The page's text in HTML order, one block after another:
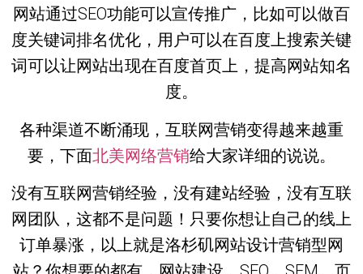
网站通过SEO功能可以宣传推广，比如可以做百
度关键词排名优化，用户可以在百度上搜索关键
词可以让网站出现在百度首页上，提高网站知名
度。
各种渠道不断涌现，互联网营销变得越来越重
要，下面北美网络营销给大家详细的说说。
没有互联网营销经验，没有建站经验，没有互联
网团队，这都不是问题！只要你想让自己的线上
订单暴涨，以上就是洛杉矶网站设计营销型网